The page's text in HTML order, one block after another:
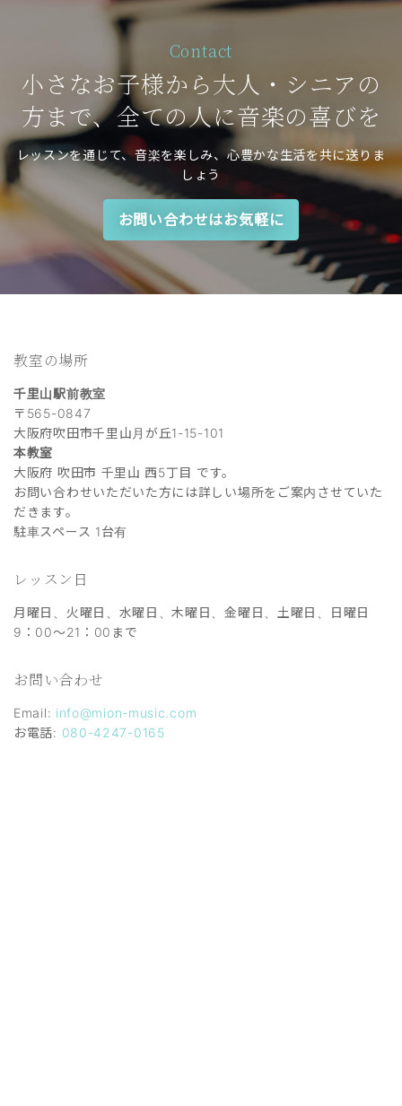
Contact
小さなお子様から大人・シニアの
方まで、全ての人に音楽の喜びを
レッスンを通じて、音楽を楽しみ、心豊かな生活を共に送りま
しょう
お問い合わせはお気軽に
教室の場所
千里山駅前教室
〒565-0847
大阪府吹田市千里山月が丘1-15-101
本教室
大阪府 吹田市 千里山 西5丁目 です。
お問い合わせいただいた方には詳しい場所をご案内させていた
だきます。
駐車スペース 1台有
レッスン日
月曜日、火曜日、水曜日、木曜日、金曜日、土曜日、日曜日
9：00～21：00まで
お問い合わせ
Email: info@mion-music.com
お電話: 080-4247-0165